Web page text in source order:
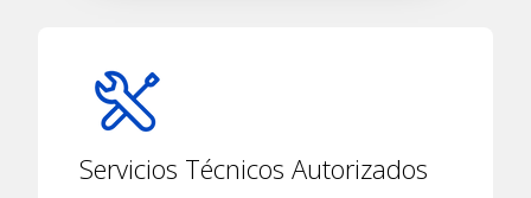
Servicios Técnicos Autorizados